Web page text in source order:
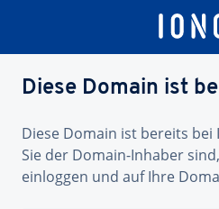
Diese Domain ist
Diese Domain ist bereits bei
Sie der Domain-Inhaber
einloggen und auf Ihre